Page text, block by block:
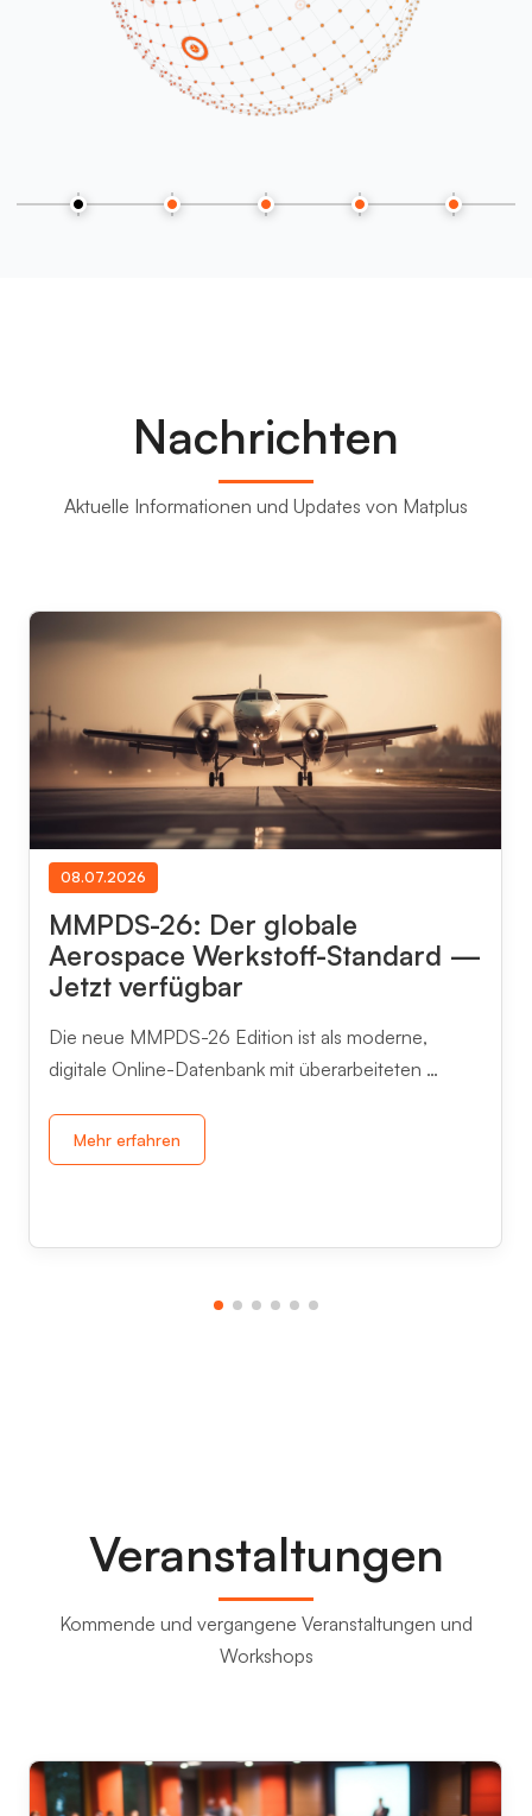
Nachrichten
Aktuelle Informationen und Updates von Matplus
08.07.2026
MMPDS-26: Der globale
Aerospace Werkstoff-Standard —
Jetzt verfügbar
Die neue MMPDS-26 Edition ist als moderne,
digitale Online-Datenbank mit überarbeiteten …
Mehr erfahren
Veranstaltungen
Kommende und vergangene Veranstaltungen und
Workshops